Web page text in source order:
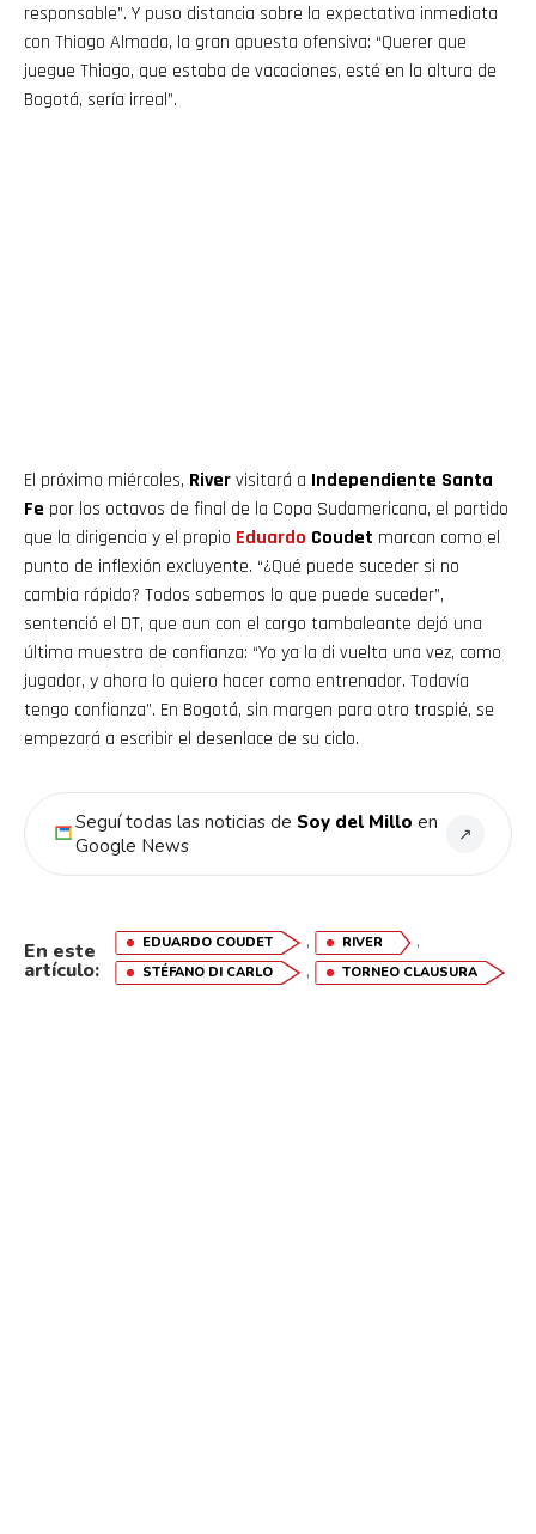
responsable”. Y puso distancia sobre la expectativa inmediata
con Thiago Almada, la gran apuesta ofensiva: “Querer que
juegue Thiago, que estaba de vacaciones, esté en la altura de
Bogotá, sería irreal”.
El próximo miércoles, Rivervisitará a Independiente Santa
Fe por los octavos de final de la Copa Sudamericana, el partido
que la dirigencia y el propio Eduardo Coudet marcan como el
punto de inflexión excluyente. “¿Qué puede suceder si no
cambia rápido? Todos sabemos lo que puede suceder”,
sentenció el DT, que aun con el cargo tambaleante dejó una
última muestra de confianza: “Yo ya la di vuelta una vez, como
jugador, y ahora lo quiero hacer como entrenador. Todavía
tengo confianza”. En Bogotá, sin margen para otro traspié, se
empezará a escribir el desenlace de su ciclo.
Seguí todas las noticias de Soy del Millo en
Google News
↗
En este
artículo:
EDUARDO COUDET , RIVER ,
STÉFANO DI CARLO , TORNEO CLAUSURA